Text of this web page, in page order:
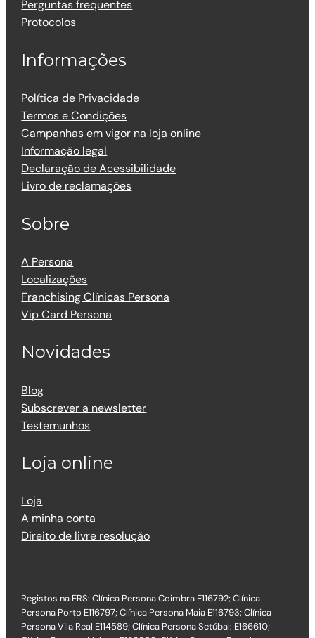
Perguntas frequentes
Protocolos
Informações
Política de Privacidade
Termos e Condições
Campanhas em vigor na loja online
Informação legal
Declaração de Acessibilidade
Livro de reclamações
Sobre
A Persona
Localizações
Franchising Clínicas Persona
Vip Card Persona
Novidades
Blog
Subscrever a newsletter
Testemunhos
Loja online
Loja
A minha conta
Direito de livre resolução
Registos na ERS: Clínica Persona Coimbra E116792; Clínica
Persona Porto E116797; Clínica Persona Maia E116793; Clínica
Persona Vila Real E114589; Clínica Persona Setúbal: E166610;